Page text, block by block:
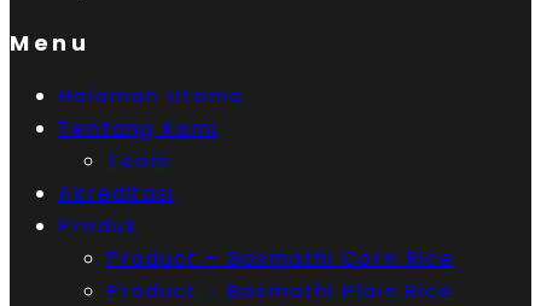
Menu
Halaman Utama
Tentang Kami
Team
Akreditasi
Produk
Product – Basmathi Corn Rice
Product – Basmathi Plain Rice